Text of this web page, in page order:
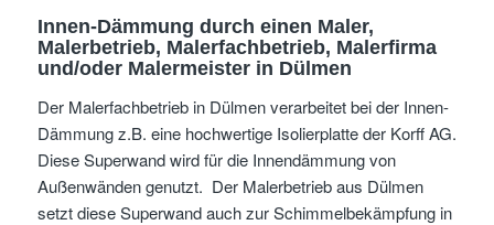
Innen-Dämmung durch einen Maler,
Malerbetrieb, Malerfachbetrieb, Malerfirma
und/oder Malermeister in Dülmen
Der Malerfachbetrieb in Dülmen verarbeitet bei der Innen-
Dämmung z.B. eine hochwertige Isolierplatte der Korff AG.
Diese Superwand wird für die Innendämmung von
Außenwänden genutzt. Der Malerbetrieb aus Dülmen
setzt diese Superwand auch zur Schimmelbekämpfung in